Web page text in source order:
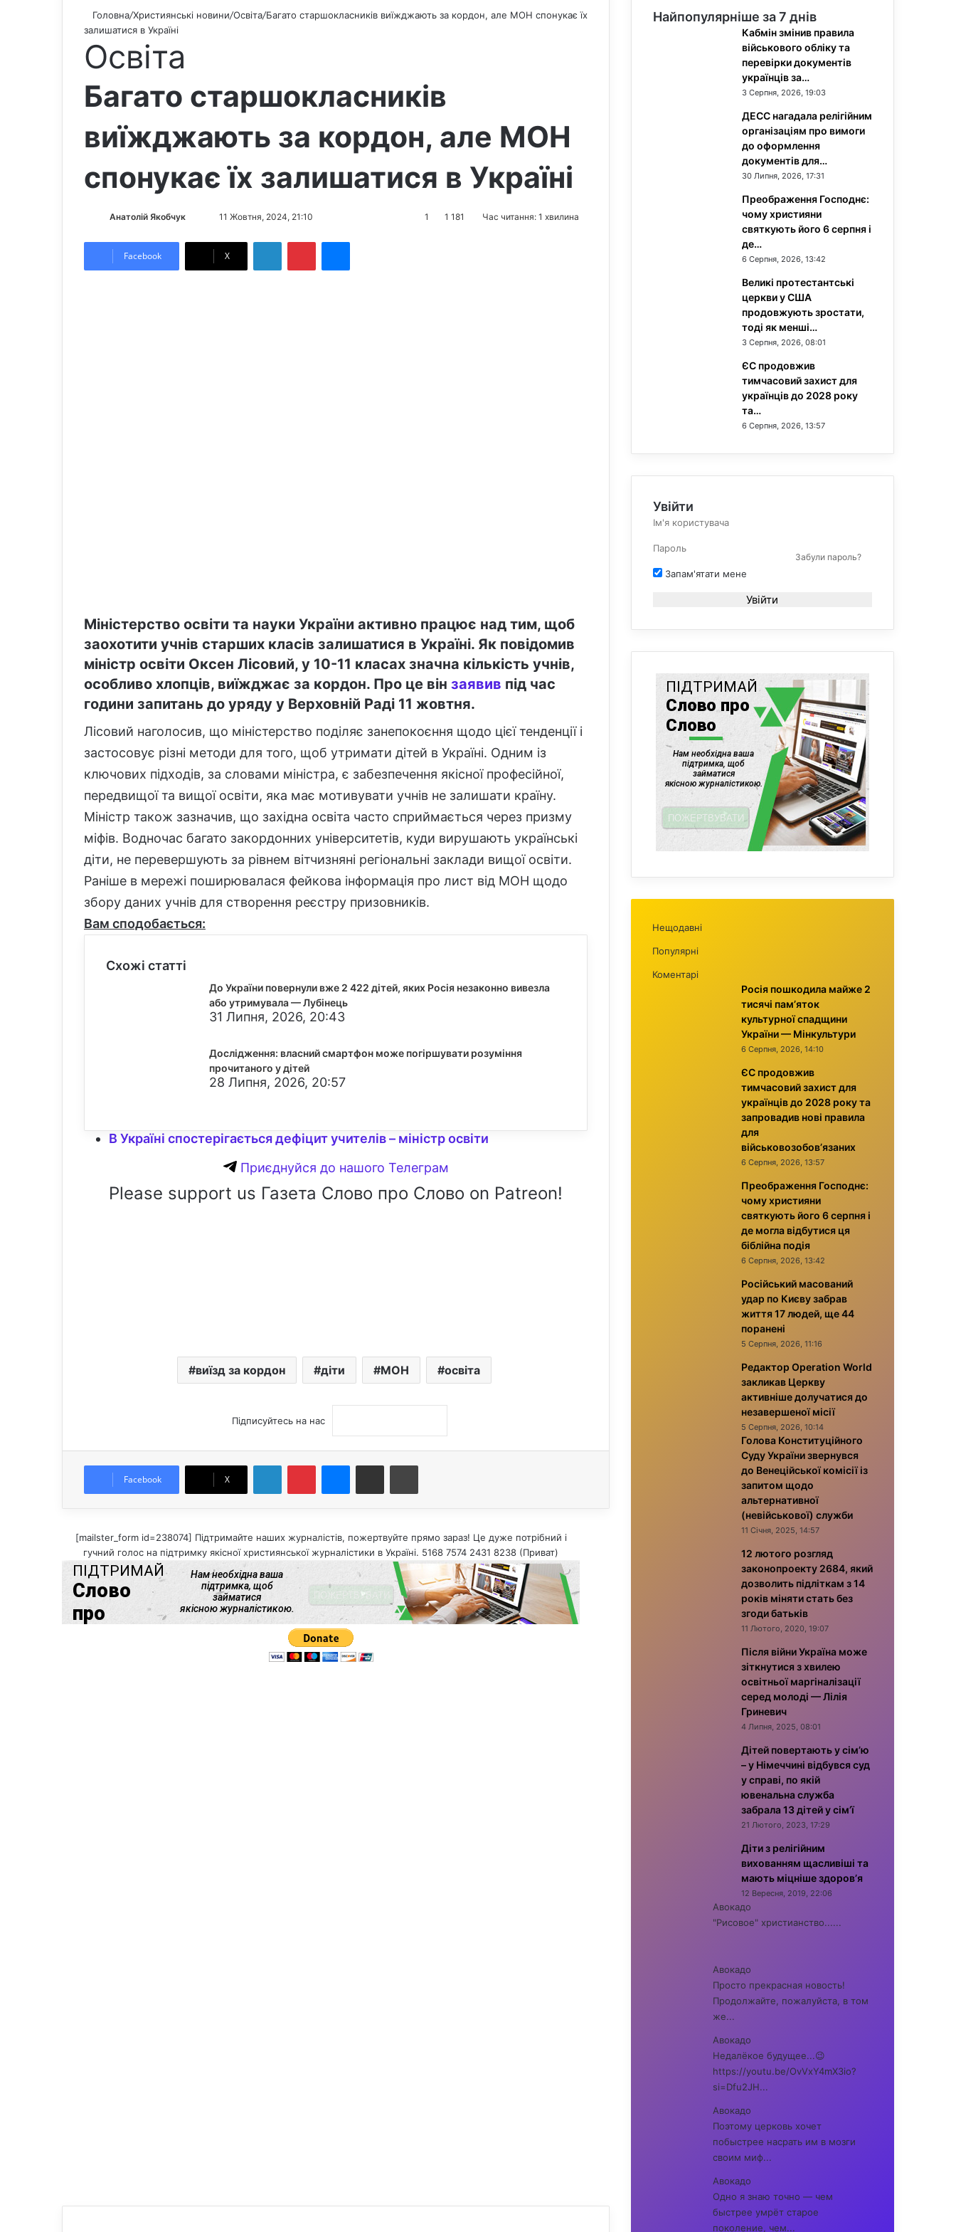
Головна/Християнські новини/Освіта/Багато старшокласників виїжджають за кордон, але МОН спонукає їх
залишатися в Україні
Освіта
Багато старшокласників
виїжджають за кордон, але МОН
спонукає їх залишатися в Україні
Анатолій Якобчук
l d
11 Жовтня, 2024, 21:10 1 1 181 Час читання: 1 хвилина
Facebook X
Міністерство освіти та науки України активно працює над тим, щоб
заохотити учнів старших класів залишатися в Україні. Як повідомив
міністр освіти Оксен Лісовий, у 10-11 класах значна кількість учнів,
особливо хлопців, виїжджає за кордон. Про це він заявив під час
години запитань до уряду у Верховній Раді 11 жовтня.
Лісовий наголосив, що міністерство поділяє занепокоєння щодо цієї тенденції і
застосовує різні методи для того, щоб утримати дітей в Україні. Одним із
ключових підходів, за словами міністра, є забезпечення якісної професійної,
передвищої та вищої освіти, яка має мотивувати учнів не залишати країну.
Міністр також зазначив, що західна освіта часто сприймається через призму
міфів. Водночас багато закордонних університетів, куди вирушають українські
діти, не перевершують за рівнем вітчизняні регіональні заклади вищої освіти.
Раніше в мережі поширювалася фейкова інформація про лист від МОН щодо
збору даних учнів для створення реєстру призовників.
Вам сподобається:
Схожі статті
До України повернули вже 2 422 дітей, яких Росія незаконно вивезла
або утримувала — Лубінець
31 Липня, 2026, 20:43
Дослідження: власний смартфон може погіршувати розуміння
прочитаного у дітей
28 Липня, 2026, 20:57
В Україні спостерігається дефіцит учителів – міністр освіти
Приєднуйся до нашого Телеграм
Please support us Газета Слово про Слово on Patreon!
виїзд за кордон діти МОН освіта
Підписуйтесь на нас
Facebook X
Поділитися електронною поштою
[mailster_form id=238074] Підтримайте наших журналістів, пожертвуйте прямо зараз! Це дуже потрібний і
гучний голос на підтримку якісної християнської журналістики в Україні. 5168 7574 2431 8238 (Приват)
Найпопулярніше за 7 днів
Кабмін змінив правила
військового обліку та
перевірки документів
українців за…
3 Серпня, 2026, 19:03
ДЕСС нагадала релігійним
організаціям про вимоги
до оформлення
документів для…
30 Липня, 2026, 17:31
Преображення Господнє:
чому християни
святкують його 6 серпня і
де…
6 Серпня, 2026, 13:42
Великі протестантські
церкви у США
продовжують зростати,
тоді як менші…
3 Серпня, 2026, 08:01
ЄС продовжив
тимчасовий захист для
українців до 2028 року
та…
6 Серпня, 2026, 13:57
Увійти
Забули пароль?
Запам'ятати мене
Увійти
Нещодавні
Популярні
Коментарі
Росія пошкодила майже 2
тисячі пам’яток
культурної спадщини
України — Мінкультури
6 Серпня, 2026, 14:10
ЄС продовжив
тимчасовий захист для
українців до 2028 року та
запровадив нові правила
для
військовозобов’язаних
6 Серпня, 2026, 13:57
Преображення Господнє:
чому християни
святкують його 6 серпня і
де могла відбутися ця
біблійна подія
6 Серпня, 2026, 13:42
Російський масований
удар по Києву забрав
життя 17 людей, ще 44
поранені
5 Серпня, 2026, 11:16
Редактор Operation World
закликав Церкву
активніше долучатися до
незавершеної місії
5 Серпня, 2026, 10:14
Голова Конституційного
Суду України звернувся
до Венеційської комісії із
запитом щодо
альтернативної
(невійськової) служби
11 Січня, 2025, 14:57
12 лютого розгляд
законопроекту 2684, який
дозволить підліткам з 14
років міняти стать без
згоди батьків
11 Лютого, 2020, 19:07
Після війни Україна може
зіткнутися з хвилею
освітньої маргіналізації
серед молоді — Лілія
Гриневич
4 Липня, 2025, 08:01
Дітей повертають у сім’ю
– у Німеччині відбувся суд
у справі, по якій
ювенальна служба
забрала 13 дітей у сім’ї
21 Лютого, 2023, 17:29
Діти з релігійним
вихованням щасливіші та
мають міцніше здоров’я
12 Вересня, 2019, 22:06
Авокадо
"Рисовое" христианство......
Авокадо
Просто прекрасная новость!
Продолжайте, пожалуйста, в том
же...
Авокадо
Недалёкое будущее...😉
https://youtu.be/OvVxY4mX3io?
si=Dfu2JH...
Авокадо
Поэтому церковь хочет
побыстрее насрать им в мозги
своим миф...
Авокадо
Одно я знаю точно — чем
быстрее умрёт старое
поколение, чем...